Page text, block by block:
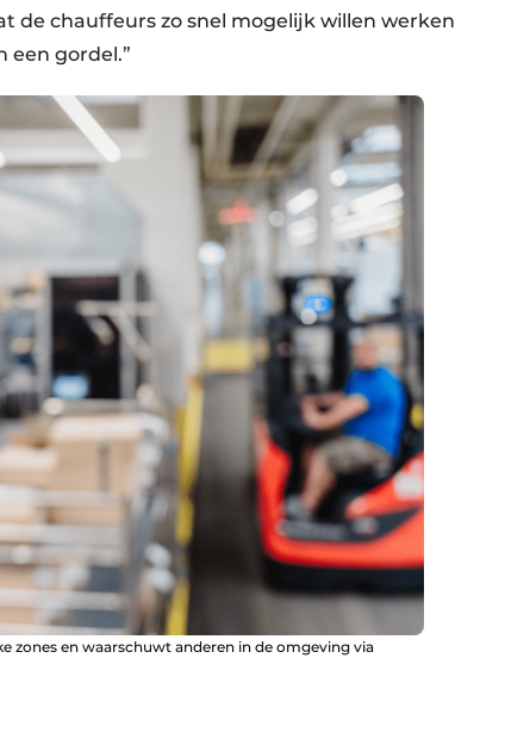
de chauffeurs zo snel mogelijk willen werken
een gordel.”
zones en waarschuwt anderen in de omgeving via